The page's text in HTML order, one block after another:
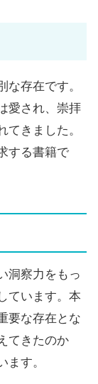
存在です。
愛され、崇拝
てきました。
する書籍で
洞察力をもっ
ています。本
要な存在とな
てきたのか
ます。